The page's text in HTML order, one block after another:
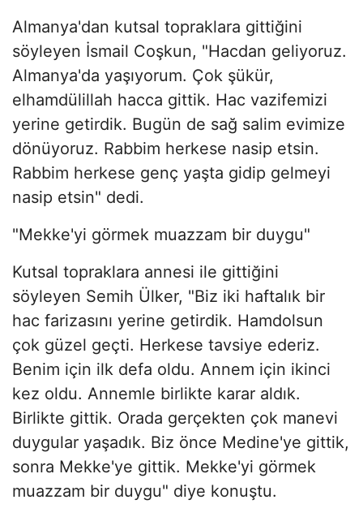
Almanya'dan kutsal topraklara gittiğini
söyleyen İsmail Coşkun, "Hacdan geliyoruz.
Almanya'da yaşıyorum. Çok şükür,
elhamdülillah hacca gittik. Hac vazifemizi
yerine getirdik. Bugün de sağ salim evimize
dönüyoruz. Rabbim herkese nasip etsin.
Rabbim herkese genç yaşta gidip gelmeyi
nasip etsin" dedi.
"Mekke'yi görmek muazzam bir duygu"
Kutsal topraklara annesi ile gittiğini
söyleyen Semih Ülker, "Biz iki haftalık bir
hac farizasını yerine getirdik. Hamdolsun
çok güzel geçti. Herkese tavsiye ederiz.
Benim için ilk defa oldu. Annem için ikinci
kez oldu. Annemle birlikte karar aldık.
Birlikte gittik. Orada gerçekten çok manevi
duygular yaşadık. Biz önce Medine'ye gittik,
sonra Mekke'ye gittik. Mekke'yi görmek
muazzam bir duygu" diye konuştu.